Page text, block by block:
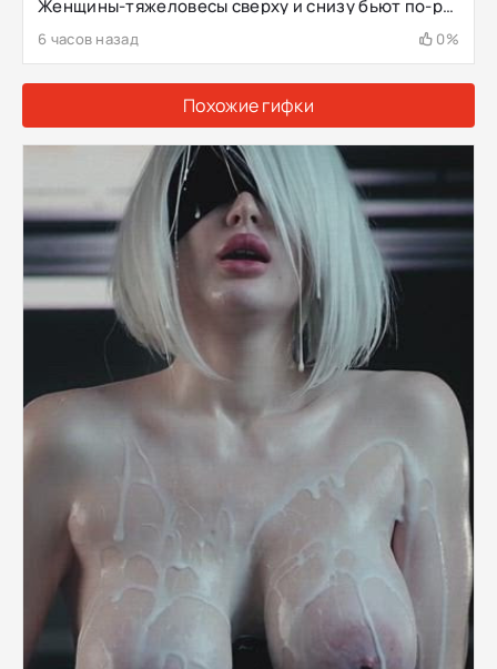
Женщины-тяжеловесы сверху и снизу бьют по-разному
6 часов назад 0%
Похожие гифки